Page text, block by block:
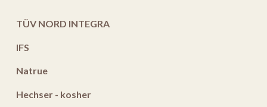
TÜV NORD INTEGRA
IFS
Natrue
Hechser - kosher